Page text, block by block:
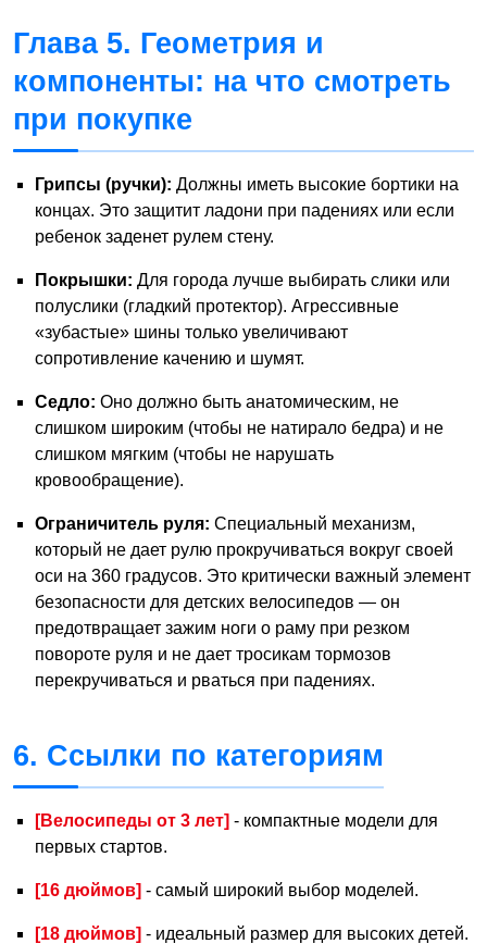
Глава 5. Геометрия и
компоненты: на что смотреть
при покупке
Грипсы (ручки): Должны иметь высокие бортики на
концах. Это защитит ладони при падениях или если
ребенок заденет рулем стену.
Покрышки: Для города лучше выбирать слики или
полуслики (гладкий протектор). Агрессивные
«зубастые» шины только увеличивают
сопротивление качению и шумят.
Седло: Оно должно быть анатомическим, не
слишком широким (чтобы не натирало бедра) и не
слишком мягким (чтобы не нарушать
кровообращение).
Ограничитель руля: Специальный механизм,
который не дает рулю прокручиваться вокруг своей
оси на 360 градусов. Это критически важный элемент
безопасности для детских велосипедов — он
предотвращает зажим ноги о раму при резком
повороте руля и не дает тросикам тормозов
перекручиваться и рваться при падениях.
6. Ссылки по категориям
[Велосипеды от 3 лет] - компактные модели для
первых стартов.
[16 дюймов] - самый широкий выбор моделей.
[18 дюймов] - идеальный размер для высоких детей.